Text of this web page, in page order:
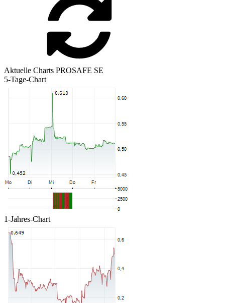
Aktuelle Charts PROSAFE SE
5-Tage-Chart
1-Jahres-Chart